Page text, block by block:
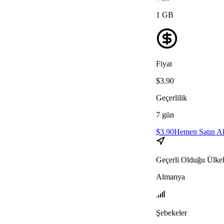
1 GB
Fiyat
$3.90
Geçerlilik
7 gün
$3.90Hemen Satın Al
Geçerli Olduğu
Almanya
Şebekeler